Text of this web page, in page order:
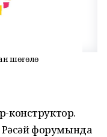
шөғөлө
конструктор.
форумында